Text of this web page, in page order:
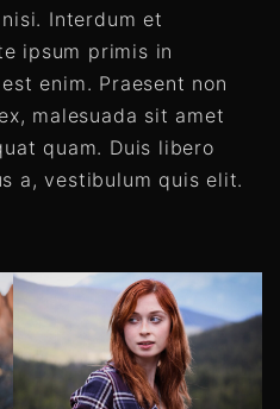
Interdum et
ipsum primis in
enim. Praesent non
malesuada sit amet
quam. Duis libero
a, vestibulum quis elit.